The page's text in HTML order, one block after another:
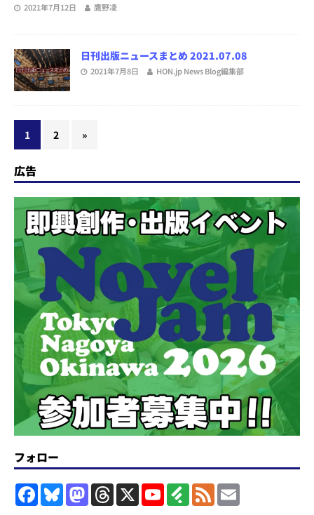
2021年7月12日 鷹野凌
日刊出版ニュースまとめ 2021.07.08
2021年7月8日 HON.jp News Blog編集部
1 2 »
広告
フォロー
F
a
B
M
a
T
h
X
Y
o
F
e
F
e